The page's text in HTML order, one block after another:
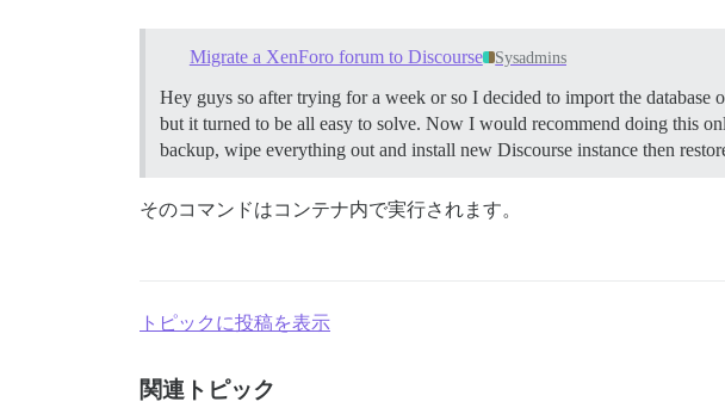
Migrate a XenForo forum to Discourse Sysadmins
Hey guys so after trying for a week or so I decided to import the
but it turned to be all easy to solve. Now I would recommend doing this
backup, wipe everything out and install new Discourse instance then
そのコマンドはコンテナ内で実行されます。
トピックに投稿を表示
関連トピック